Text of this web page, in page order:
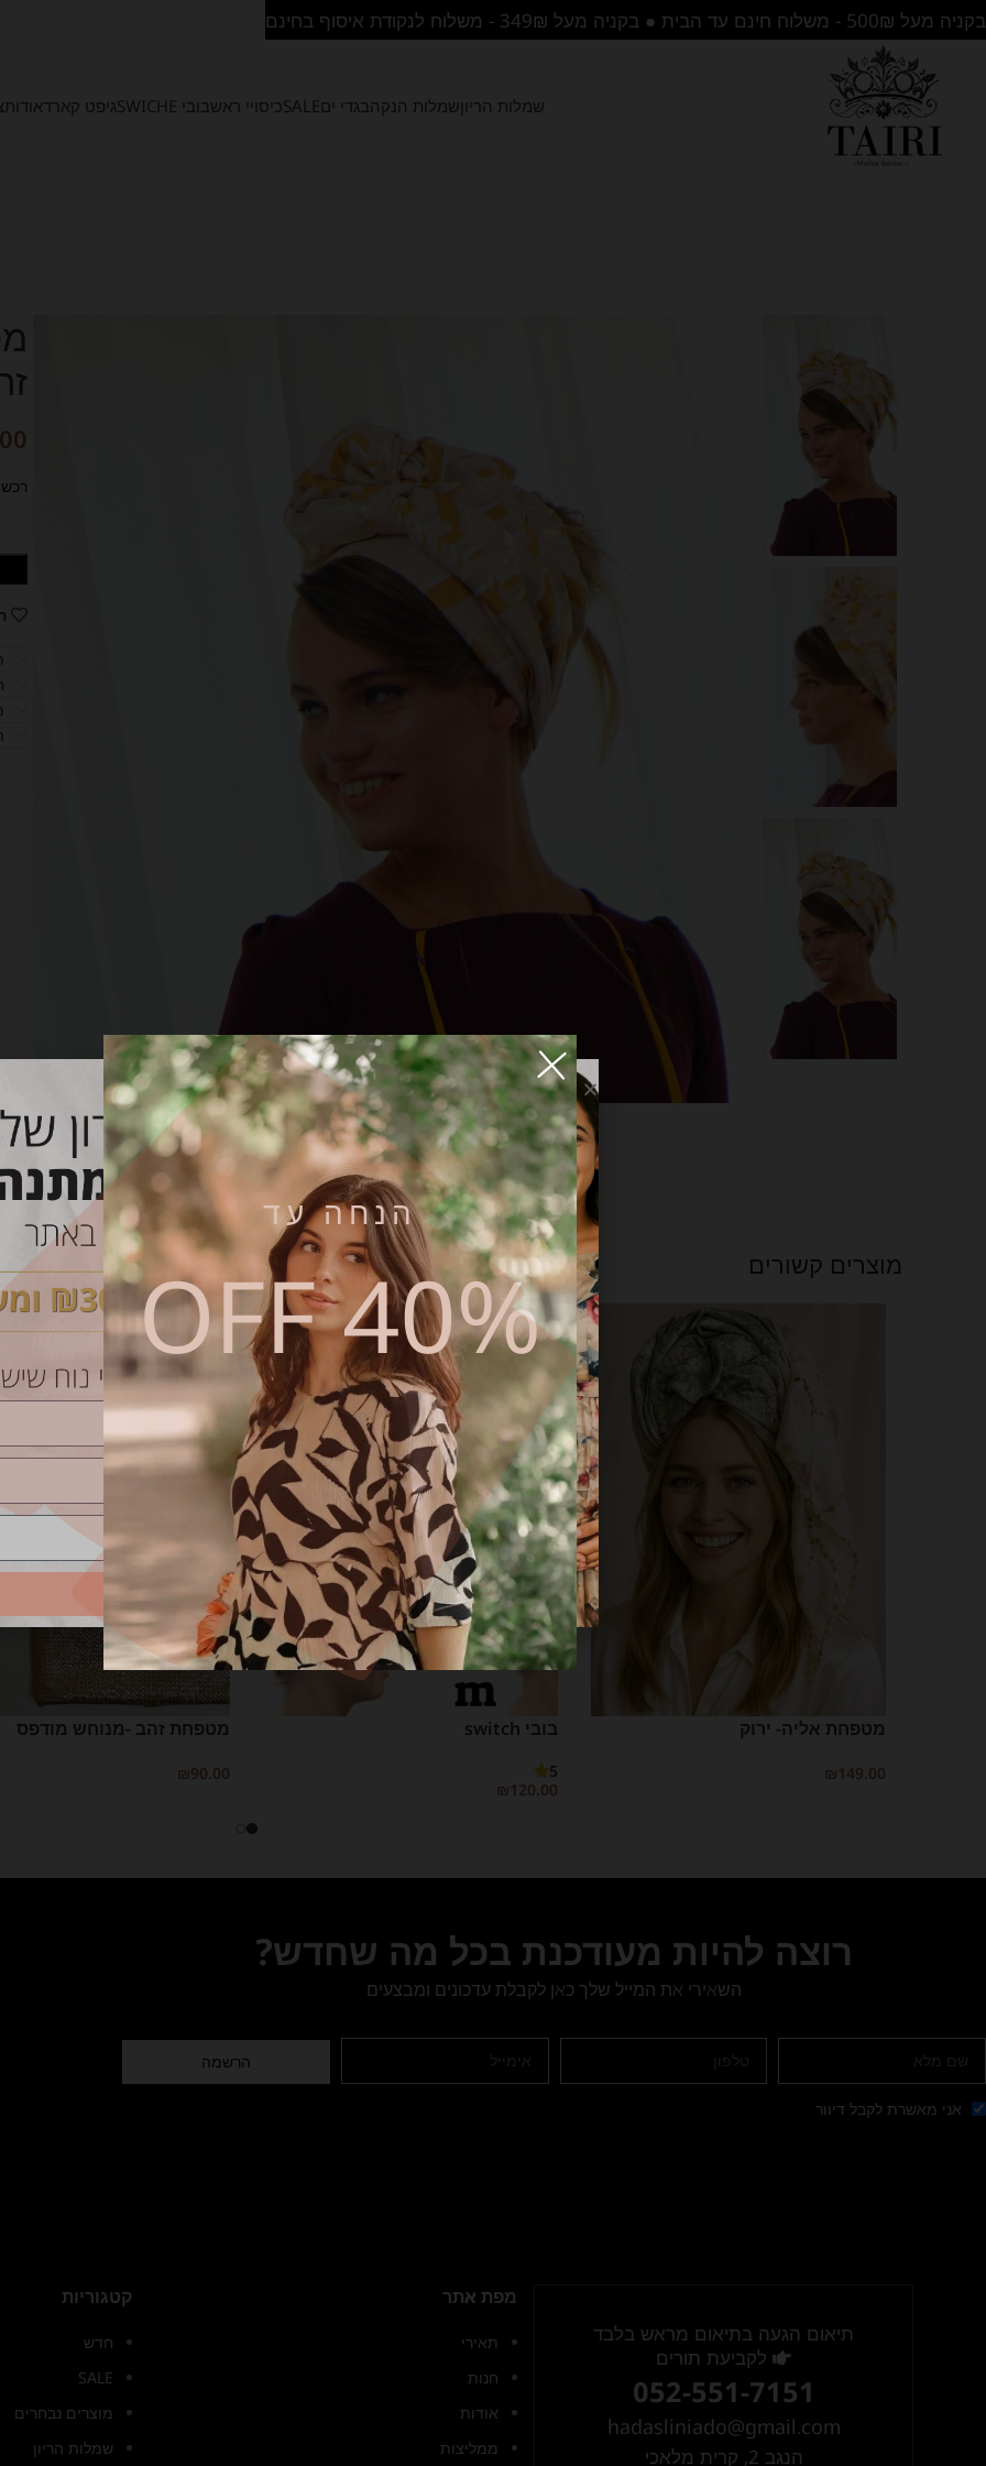
שמלות הריון שמלות הנקהבגדי יםSALEכיסויי ראשבובי SWICHE גיפט קארדאודות
קטגוריות: חדש כיסויי ראש, מטפחות מעוצבות בובי קשת שיתוף
מוצרים קשורים
מטפחת אליה- ירוק
₪149.00
בובי switch
5
₪120.00
מטפחת זהב -מנוחש מודפס
₪90.00
רוצה להיות מעודכנת בכל מה שחדש?
השאירי את המייל שלך כאן לקבלת עדכונים ומבצעים
אני מאשרת לקבל דיוור
הרשמה
תיאום הגעה בתיאום מראש בלבד
לקביעת תורים
052-551-7151
hadasliniado@gmail.com
הנגב 2, קרית מלאכי
מפת אתר
תאירי
חנות
אודות
ממליצות
קטגוריות
חדש
SALE
מוצרים נבחרים
שמלות הריון
בקניה מעל 500₪ - משלוח חינם עד הבית ● בקניה מעל 349₪ - משלוח לנקודת איסוף בחינם
שליחה
הנחה עד
40% OFF